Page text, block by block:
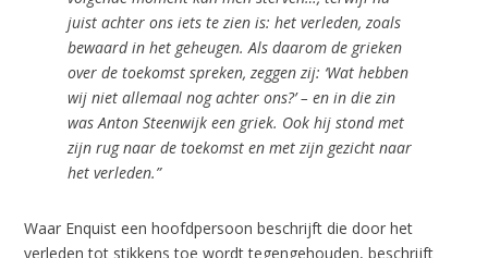
juist achter ons iets te zien is: het verleden, zoals
bewaard in het geheugen. Als daarom de grieken
over de toekomst spreken, zeggen zij: ‘Wat hebben
wij niet allemaal nog achter ons?’ – en in die zin
was Anton Steenwijk een griek. Ook hij stond met
zijn rug naar de toekomst en met zijn gezicht naar
het verleden.”
Waar Enquist een hoofdpersoon beschrijft die door het
verleden tot stikkens toe wordt tegengehouden, beschrijft